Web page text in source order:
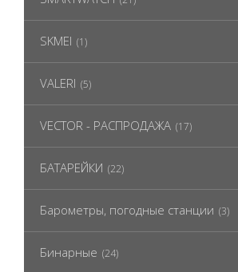
SKMEI (1)
VALERI (5)
VECTOR - РАСПРОДАЖА (17)
БАТАРЕЙКИ (22)
Барометры, погодные станции (3)
Бинарные (24)